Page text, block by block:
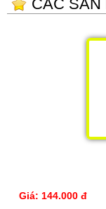
CÁC SẢN
Giá: 144.000 đ